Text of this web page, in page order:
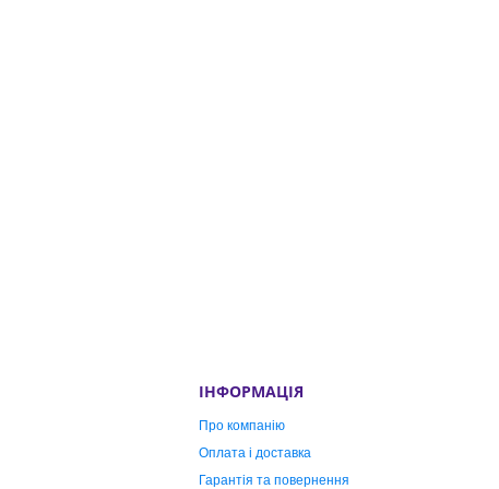
ІНФОРМАЦІЯ
Про компанію
Оплата і доставка
Гарантія та повернення